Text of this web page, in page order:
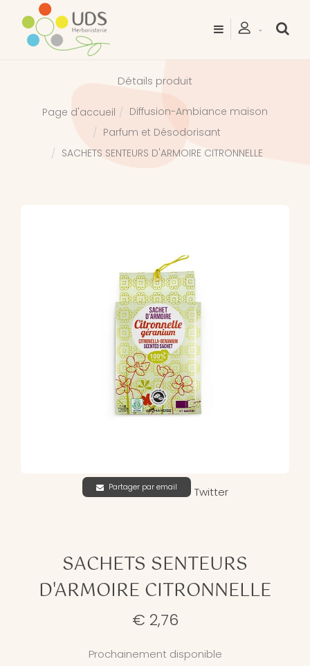
Détails produit
Page d'accueil
Diffusion-Ambiance maison
Parfum et Désodorisant
SACHETS SENTEURS D'ARMOIRE CITRONNELLE
Partager par email Twitter
SACHETS SENTEURS
D'ARMOIRE CITRONNELLE
€ 2,76
Prochainement disponible